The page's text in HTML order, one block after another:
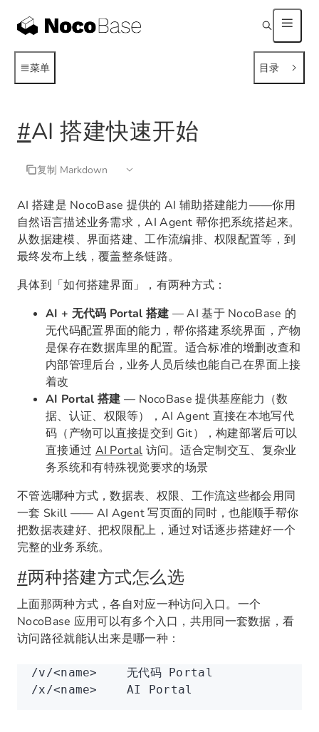
菜单 目录
#AI 搭建快速开始
复制 Markdown
AI 搭建是 NocoBase 提供的 AI 辅助搭建能力——你用
自然语言描述业务需求，AI Agent 帮你把系统搭起来。
从数据建模、界面搭建、工作流编排、权限配置等，到
最终发布上线，覆盖整条链路。
具体到「如何搭建界面」，有两种方式：
AI + 无代码 Portal 搭建 — AI 基于 NocoBase 的
无代码配置界面的能力，帮你搭建系统界面，产物
是保存在数据库里的配置。适合标准的增删改查和
内部管理后台，业务人员后续也能自己在界面上接
着改
AI Portal 搭建 — NocoBase 提供基座能力（数
据、认证、权限等），AI Agent 直接在本地写代
码（产物可以直接提交到 Git），构建部署后可以
直接通过 AI Portal 访问。适合定制交互、复杂业
务系统和有特殊视觉要求的场景
不管选哪种方式，数据表、权限、工作流这些都会用同
一套 Skill —— AI Agent 写页面的同时，也能顺手帮你
把数据表建好、把权限配上，通过对话逐步搭建好一个
完整的业务系统。
#两种搭建方式怎么选
上面那两种方式，各自对应一种访问入口。一个
NocoBase 应用可以有多个入口，共用同一套数据，看
访问路径就能认出来是哪一种：
/v/<name>    无代码 Portal
/x/<name>    AI Portal